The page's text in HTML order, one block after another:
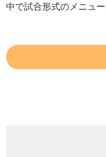
中で試合形式のメニュ